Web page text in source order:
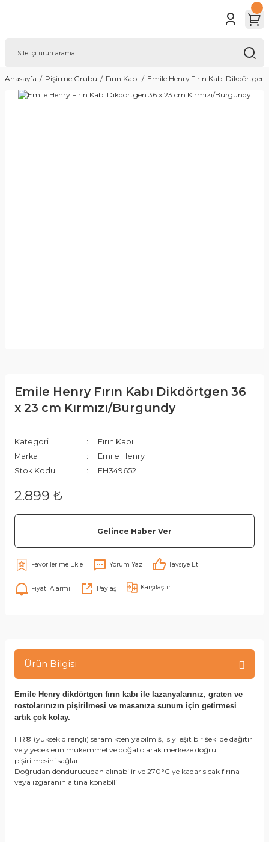
Anasayfa Pişirme Grubu Fırın Kabı Emile Henry Fırın Kabı
Emile Henry Fırın Kabı Dikdörtgen 36
x 23 cm Kırmızı/Burgundy
Kategori
Fırın Kabı
Marka
Emile Henry
Stok Kodu
EH349652
2.899 ₺
Gelince Haber Ver
Yorum Yaz Tavsiye Et
Fiyatı Alarmı Paylaş Karşılaştır
Ürün Bilgisi
Emile Henry dikdörtgen fırın kabı ile lazanyalarınız, graten ve
rostolarınızın pişirilmesi ve masanıza sunum için getirmesi
artık çok kolay.
HR® (yüksek dirençli) seramikten yapılmış, ısıyı eşit bir şekilde dağıtır
ve yiyeceklerin mükemmel ve doğal olarak merkeze doğru
pişirilmesini sağlar.
Doğrudan dondurucudan alınabilir ve 270°C'ye kadar sıcak fırına
veya ızgaranın altına konabili